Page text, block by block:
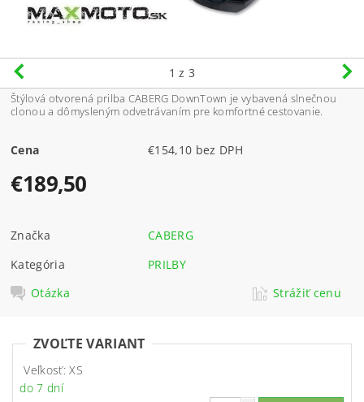
1 z 3
Štýlová otvorená prilba CABERG DownTown je vybavená slnečnou
clonou a dômysleným odvetrávaním pre komfortné cestovanie.
Cena €154,10 bez DPH
€189,50
Značka
CABERG
Kategória
PRILBY
Otázka
Strážiť cenu
ZVOĽTE VARIANT
Veľkosť: XS
do 7 dní